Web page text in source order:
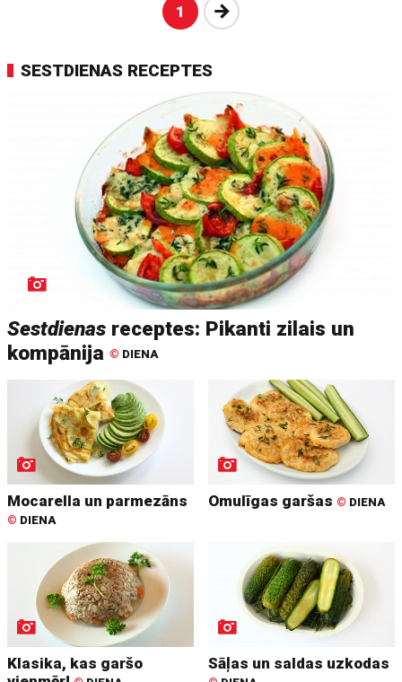
1 Nākošā
SESTDIENAS RECEPTES
Sestdienas receptes: Pikanti zilais un
kompānija © DIENA
Mocarella un parmezāns
© DIENA
Omulīgas garšas © DIENA
Klasika, kas garšo
Sāļas un saldas uzkodas